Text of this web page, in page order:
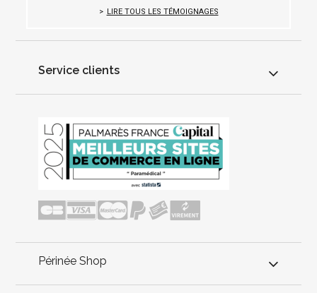
LIRE TOUS LES TÉMOIGNAGES
Service clients
Périnée Shop